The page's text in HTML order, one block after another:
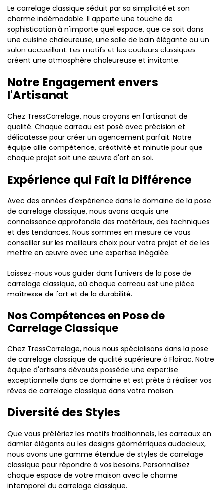
Le carrelage classique séduit par sa simplicité et son
charme indémodable. Il apporte une touche de
sophistication à n'importe quel espace, que ce soit dans
une cuisine chaleureuse, une salle de bain élégante ou un
salon accueillant. Les motifs et les couleurs classiques
créent une atmosphère chaleureuse et invitante.
Notre Engagement envers
l'Artisanat
Chez TressCarrelage, nous croyons en l'artisanat de
qualité. Chaque carreau est posé avec précision et
délicatesse pour créer un agencement parfait. Notre
équipe allie compétence, créativité et minutie pour que
chaque projet soit une œuvre d'art en soi.
Expérience qui Fait la Différence
Avec des années d'expérience dans le domaine de la pose
de carrelage classique, nous avons acquis une
connaissance approfondie des matériaux, des techniques
et des tendances. Nous sommes en mesure de vous
conseiller sur les meilleurs choix pour votre projet et de les
mettre en œuvre avec une expertise inégalée.
Laissez-nous vous guider dans l'univers de la pose de
carrelage classique, où chaque carreau est une pièce
maîtresse de l'art et de la durabilité.
Nos Compétences en Pose de
Carrelage Classique
Chez TressCarrelage, nous nous spécialisons dans la pose
de carrelage classique de qualité supérieure à Floirac. Notre
équipe d'artisans dévoués possède une expertise
exceptionnelle dans ce domaine et est prête à réaliser vos
rêves de carrelage classique dans votre maison.
Diversité des Styles
Que vous préfériez les motifs traditionnels, les carreaux en
damier élégants ou les designs géométriques audacieux,
nous avons une gamme étendue de styles de carrelage
classique pour répondre à vos besoins. Personnalisez
chaque espace de votre maison avec le charme
intemporel du carrelage classique.